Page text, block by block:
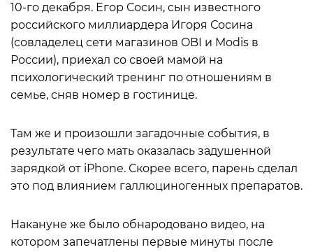
10-го декабря. Егор Сосин, сын известного
российского миллиардера Игоря Сосина
(совладелец сети магазинов OBI и Modis в
России), приехал со своей мамой на
психологический тренинг по отношениям в
семье, сняв номер в гостинице.
Там же и произошли загадочные события, в
результате чего мать оказалась задушенной
зарядкой от iPhone. Скорее всего, парень сделал
это под влиянием галлюциногенных препаратов.
Накануне же было обнародовано видео, на
котором запечатлены первые минуты после